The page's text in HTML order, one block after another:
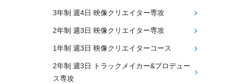
3年制 週4日 映像クリエイター専攻
2年制 週3日 映像クリエイター専攻
1年制 週3日 映像クリエイターコース
2年制 週3日 トラックメイカー&プロデュー
ス専攻